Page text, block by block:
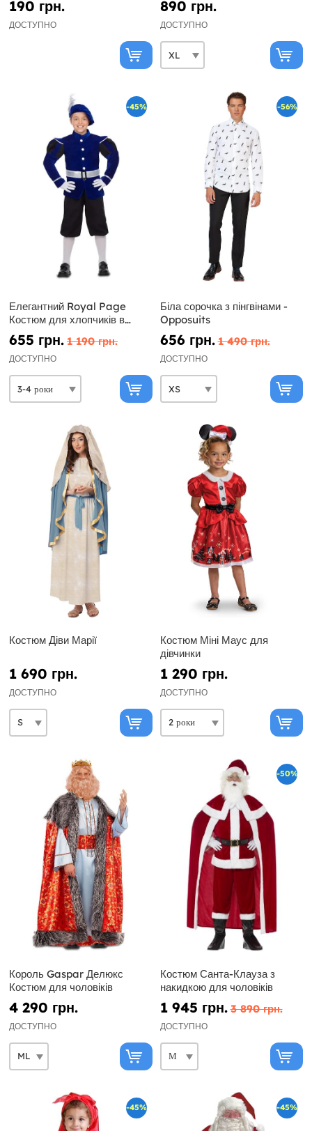
190 грн.
ДОСТУПНО
890 грн.
ДОСТУПНО
-45%
Елегантний Royal Page
Костюм для хлопчиків в
блакитному
655 грн. 1 190 грн.
ДОСТУПНО
-56%
Біла сорочка з пінгвінами -
Opposuits
656 грн. 1 490 грн.
ДОСТУПНО
Костюм Діви Марії
1 690 грн.
ДОСТУПНО
Костюм Міні Маус для
дівчинки
1 290 грн.
ДОСТУПНО
Король Gaspar Делюкс
Костюм для чоловіків
4 290 грн.
ДОСТУПНО
-50%
Костюм Санта-Клауза з
накидкою для чоловіків
1 945 грн. 3 890 грн.
ДОСТУПНО
-45% -45%